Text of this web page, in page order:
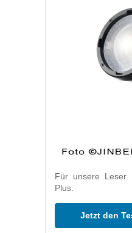
Für unsere Leser
Plus.
Jetzt den